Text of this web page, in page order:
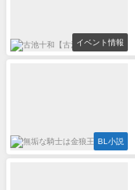
イベント情報
BL小説